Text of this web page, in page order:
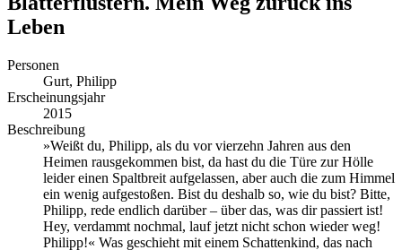
Leben
Personen
Gurt, Philipp
Erscheinungsjahr
2015
Beschreibung
»Weißt du, Philipp, als du vor vierzehn Jahren aus den
Heimen rausgekommen bist, da hast du die Türe zur Hölle
leider einen Spaltbreit aufgelassen, aber auch die zum Himmel
ein wenig aufgestoßen. Bist du deshalb so, wie du bist? Bitte,
Philipp, rede endlich darüber – über das, was dir passiert ist!
Hey, verdammt nochmal, lauf jetzt nicht schon wieder weg!
Philipp!« Was geschieht mit einem Schattenkind, das nach